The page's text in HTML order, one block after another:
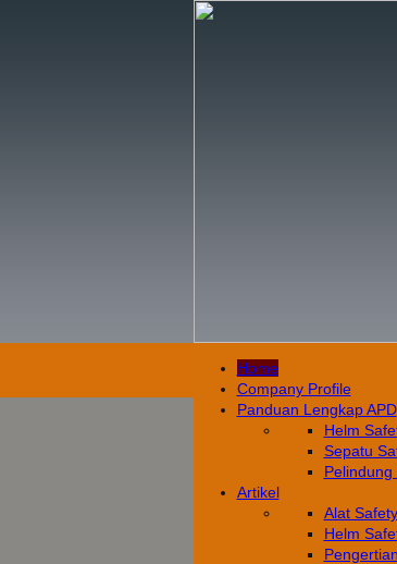
Home
Company Profile
Panduan Lengkap APD
Helm
Sepatu
Artikel
Alat
Helm